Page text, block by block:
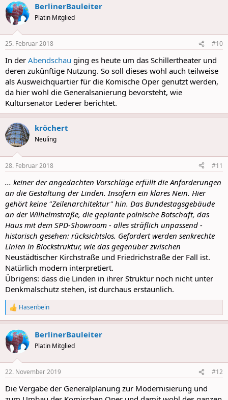
c
t
i
s
BerlinerBauleiter
Platin Mitglied
25. Februar 2018 #10
In der Abendschau ging es heute um das Schillertheater und
deren zukünftige Nutzung. So soll dieses wohl auch teilweise
als Ausweichquartier für die Komische Oper genutzt werden,
da hier wohl die Generalsanierung bevorsteht, wie
Kultursenator Lederer berichtet.
kröchert
Neuling
28. Februar 2018 #11
... keiner der angedachten Vorschläge erfüllt die Anforderungen
an die Gestaltung der Linden. Insofern ein klares Nein. Hier
gehört keine "Zeilenarchitektur" hin. Das Bundestagsgebäude
an der Wilhelmstraße, die geplante polnische Botschaft, das
Haus mit dem SPD-Showroom - alles sträflich unpassend -
historisch gesehen: rücksichtslos. Gefordert werden senkrechte
Linien in Blockstruktur, wie das gegenüber zwischen
Neustädtischer Kirchstraße und Friedrichstraße der Fall ist.
Natürlich modern interpretiert.
Übrigens: dass die Linden in ihrer Struktur noch nicht unter
Denkmalschutz stehen, ist durchaus erstaunlich.
R
e
a
c
t
i
s
Hasenbein
BerlinerBauleiter
Platin Mitglied
22. November 2019 #12
Die Vergabe der Generalplanung zur Modernisierung und